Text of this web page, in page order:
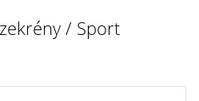
/ Sport